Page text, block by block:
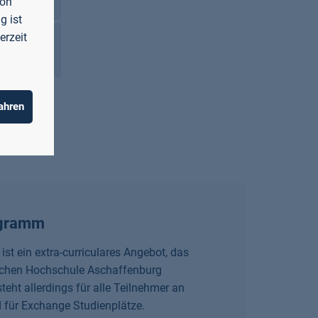
ist ein extra-curriculares Angebot, das
Hochschule Aschaffenburg
allerdings für alle Teilnehmer an
Exchange Studienplätze.
ist